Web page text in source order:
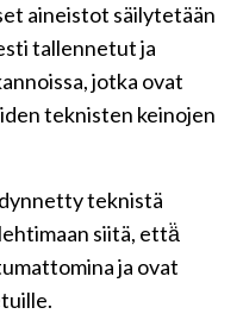
aineistot säilytetään
tallennetut ja
jotka ovat
teknisten keinojen
teknistä
siitä, että̈
ja ovat